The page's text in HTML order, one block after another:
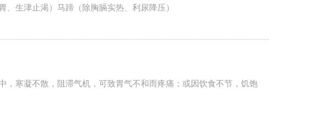
生津止渴）马蹄（除胸膈实热、利尿降压）
寒凝不散，阻滞气机，可致胃气不和而疼痛；或因饮食不节，饥饱